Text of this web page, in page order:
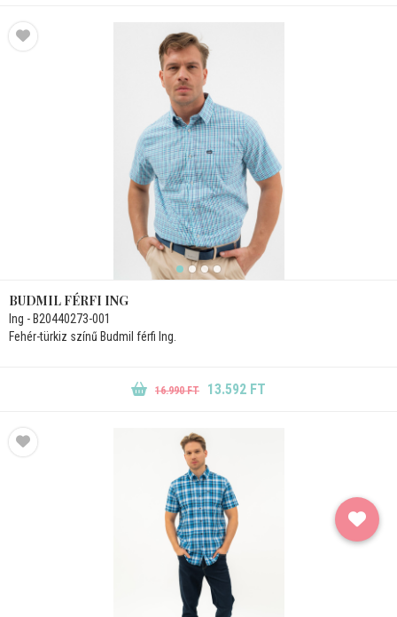
BUDMIL FÉRFI ING
Ing - B20440273-001
Fehér-türkiz színű Budmil férfi Ing.
16.990 FT 13.592 FT